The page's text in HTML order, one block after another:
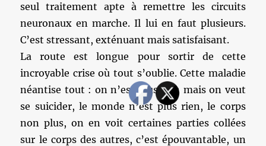
seul traitement apte à remettre les circuits
neuronaux en marche. Il lui en faut plusieurs.
C’est stressant, exténuant mais satisfaisant.
La route est longue pour sortir de cette
incroyable crise où tout s’oublie. Cette maladie
néantise tout : on n’est plus rien mais on veut
se suicider, le monde n’est plus rien, le corps
non plus, on en voit certaines parties collées
sur le corps des autres, c’est épouvantable, un